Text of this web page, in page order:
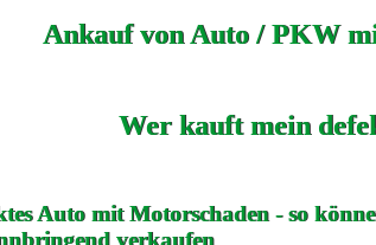
Ankauf von Auto / PKW
Wer kauft mein
Auto mit Motorschaden - so
verkaufen